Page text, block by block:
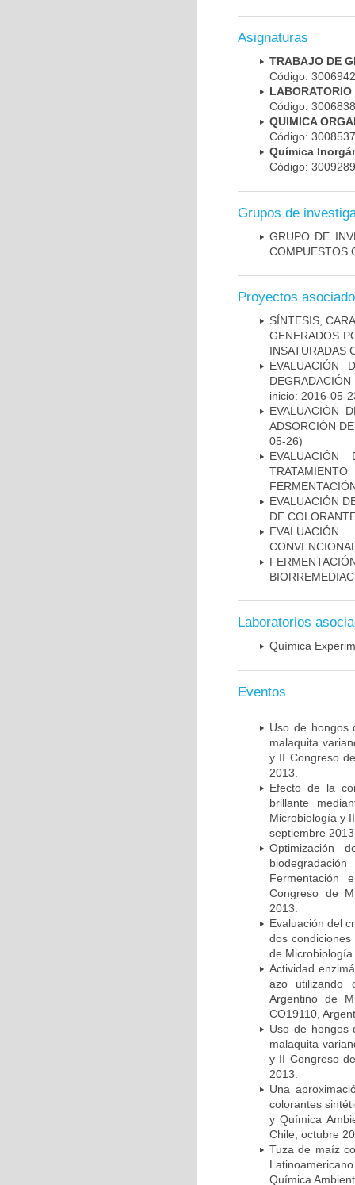
Asignaturas
TRABAJO DE
Código:
LABORATORIO
Código:
QUIMICA
Código:
Química
Código:
Grupos de
GRUPO DE
COMPUESTOS
Proyectos
SÍNTESIS,
GENERADOS
INSATURADAS
EVALUACIÓN
inicio: 2016-05-
EVALUACIÓN
ADSORCIÓN
05-26)
EVALUACIÓN
DE
Laboratorios
Química
Eventos
Uso de hongos
malaquita
y II Congreso
2013.
Efecto de la
brillante
Microbiología y
septiembre
Optimización
Fermentación
Congreso de
2013.
Evaluación del
dos
de
Actividad
azo utilizando
Argentino de
CO19110,
Uso de hongos
malaquita
y II Congreso
2013.
Una
colorantes
y Química
Chile, octubre
Tuza de maíz
Química